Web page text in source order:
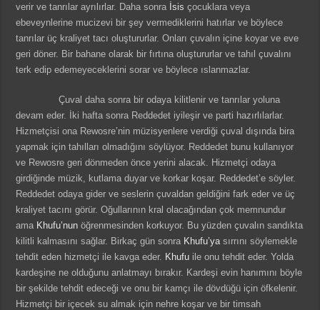
verir ve tanrılar ayrılırlar. Daha sonra İsis çocuklara veya
ebeveynlerine mucizevi bir şey vermediklerini hatırlar ve böylece
tanrılar üç kraliyet tacı oluştururlar. Onları çuvalın içine koyar ve eve
geri döner. Bir bahane olarak bir fırtına oluştururlar ve tahıl çuvalını
terk edip edemeyeceklerini sorar ve böylece ıslanmazlar.
Çuval daha sonra bir odaya kilitlenir ve tanrılar yoluna
devam eder. İki hafta sonra Reddedet iyileşir ve parti hazırlılarlar.
Hizmetçisi ona Rewosre’nin müzisyenlere verdiği çuval dışında bira
yapmak için tahılları olmadığını söylüyor. Reddedet bunu kullanıyor
ve Rewosre geri dönmeden önce yerini alacak. Hizmetçi odaya
girdiğinde müzik, kutlama duyar ve korkar koşar. Reddedet’e söyler.
Reddedet odaya gider ve seslerin çuvaldan geldiğini fark eder ve üç
kraliyet tacını görür. Oğullarının kral olacağından çok memnundur
ama Khufu’nun öğrenmesinden korkuyor. Bu yüzden çuvalın sandıkta
kilitli kalmasını sağlar. Birkaç gün sonra Khufu’ya sırrını söylemekle
tehdit eden hizmetçi ile kavga eder. Khufu ile onu tehdit eder. Yolda
kardeşine ne olduğunu anlatmayı bırakır. Kardeşi evin hanımını böyle
bir şekilde tehdit edeceği ve onu bir kamçı ile dövdüğü için öfkelenir.
Hizmetçi bir içecek su almak için nehre koşar ve bir timsah